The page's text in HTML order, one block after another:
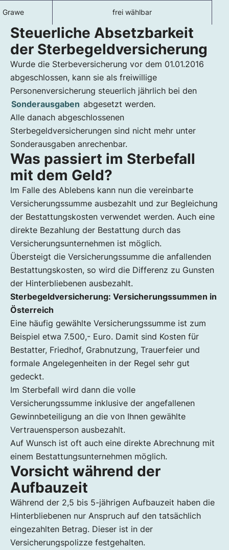
Grawe frei wählbar
Steuerliche Absetzbarkeit
der Sterbegeldversicherung
Wurde die Sterbeversicherung vor dem 01.01.2016
abgeschlossen, kann sie als freiwillige
Personenversicherung steuerlich jährlich bei den
Sonderausgaben abgesetzt werden.
Alle danach abgeschlossenen
Sterbegeldversicherungen sind nicht mehr unter
Sonderausgaben anrechenbar.
Was passiert im Sterbefall
mit dem Geld?
Im Falle des Ablebens kann nun die vereinbarte
Versicherungssumme ausbezahlt und zur Begleichung
der Bestattungskosten verwendet werden. Auch eine
direkte Bezahlung der Bestattung durch das
Versicherungsunternehmen ist möglich.
Übersteigt die Versicherungssumme die anfallenden
Bestattungskosten, so wird die Differenz zu Gunsten
der Hinterbliebenen ausbezahlt.
Sterbegeldversicherung: Versicherungssummen in
Österreich
Eine häufig gewählte Versicherungssumme ist zum
Beispiel etwa 7.500,- Euro. Damit sind Kosten für
Bestatter, Friedhof, Grabnutzung, Trauerfeier und
formale Angelegenheiten in der Regel sehr gut
gedeckt.
Im Sterbefall wird dann die volle
Versicherungssumme inklusive der angefallenen
Gewinnbeteiligung an die von Ihnen gewählte
Vertrauensperson ausbezahlt.
Auf Wunsch ist oft auch eine direkte Abrechnung mit
einem Bestattungsunternehmen möglich.
Vorsicht während der
Aufbauzeit
Während der 2,5 bis 5-jährigen Aufbauzeit haben die
Hinterbliebenen nur Anspruch auf den tatsächlich
eingezahlten Betrag. Dieser ist in der
Versicherungspolizze festgehalten.